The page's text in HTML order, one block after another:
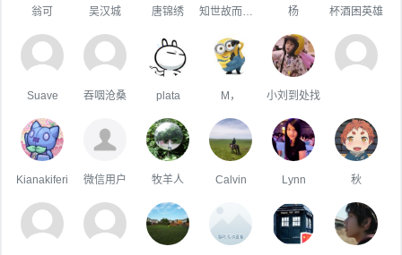
翁可 吴汉城 唐锦绣 杨 杯酒困英雄
Suave 吞咽沧桑 plata M， 小刘到处找
Kianakiferi 微信用户 牧羊人 Calvin Lynn 秋